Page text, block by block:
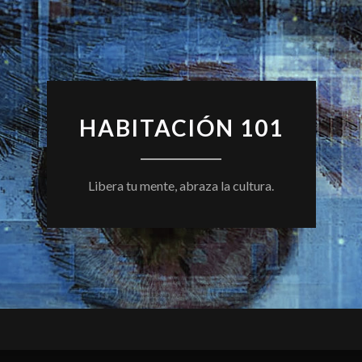
HABITACIÓN 101
Libera tu mente, abraza la cultura.